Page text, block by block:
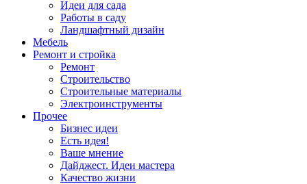
Идеи для сада
Работы в саду
Ландшафтный дизайн
Мебель
Ремонт и стройка
Ремонт
Строительство
Строительные материалы
Электроинструменты
Прочее
Бизнес идеи
Есть идея!
Ваше мнение
Дайджест. Идеи мастера
Качество жизни